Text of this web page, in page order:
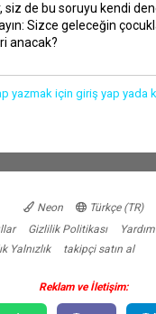
siz de bu soruyu kendi
Sizce geleceğin
anacak?
yazmak için giriş yap yada
Neon
Türkçe (TR)
Gizlilik Politikası Yardım
Yalnızlık takipçi satın al
Reklam ve İletişim: